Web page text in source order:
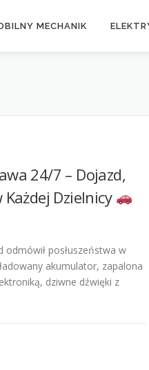
MECHANIK
24/7 – Dojazd,
Dzielnicy
odmówił posłuszeństwa w
akumulator, zapalona
dziwne dźwięki z